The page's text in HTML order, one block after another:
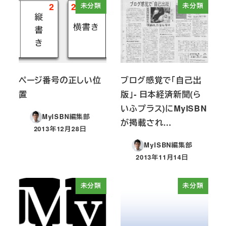
未分類
ページ番号の正しい位
置
MyISBN編集部
投稿日
2013年12月28日
未分類
ブログ感覚で「自己出
版」- 日本経済新聞(ら
いふプラス)にMyISBN
が掲載され…
MyISBN編集部
投稿日
2013年11月14日
未分類 未分類